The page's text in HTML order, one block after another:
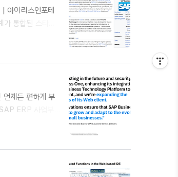
아이리스인포테
통합된 스타트
존재하는 잘못된
포테크 제품 소
심 요약 (Key
제든 편하게 부
ERP 사업부
최적의 솔루션으
SAP SE가 한
소프트웨어 판매
화하여 제..